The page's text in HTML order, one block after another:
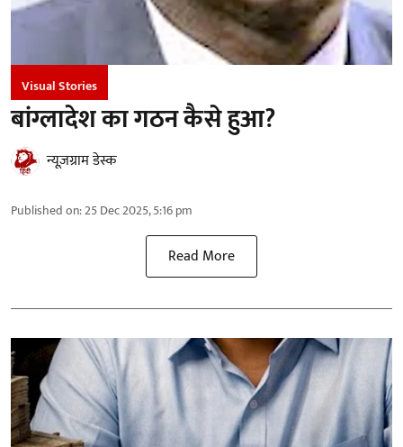
Visual Stories
बांग्लादेश का गठन कैसे हुआ?
न्यूज़ग्राम डेस्क
Published on:25 Dec 2025, 5:16 pm
Read More